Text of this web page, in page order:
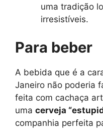
uma tradição
irresistíveis.
Para beber
A bebida que é a
Janeiro não poderia
feita com cachaça
uma cerveja
companhia perfeita